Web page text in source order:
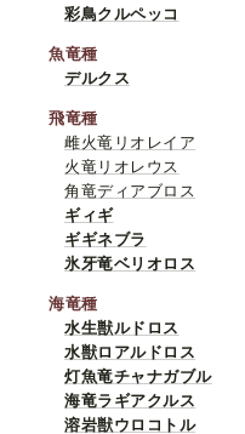
彩鳥クルペッコ
魚竜種
デルクス
飛竜種
雌火竜リオレイア
火竜リオレウス
角竜ディアブロス
ギィギ
ギギネブラ
氷牙竜ベリオロス
海竜種
水生獣ルドロス
水獣ロアルドロス
灯魚竜チャナガブル
海竜ラギアクルス
溶岩獣ウロコトル